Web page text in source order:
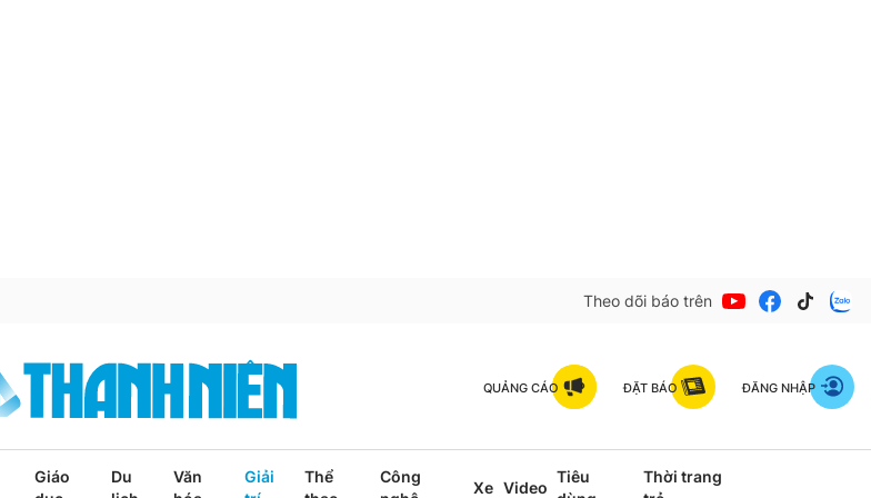
Theo dõi báo trên
QUẢNG CÁO ĐẶT BÁO ĐĂNG NHẬP
Giáo
Du
Văn
Giải
Thể
Công
Xe Video
Tiêu
Thời trang